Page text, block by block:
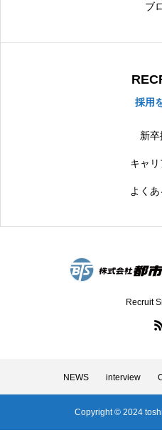
ブ
採用
新卒
キャリ
よく
Recruit
NEWS interview
Copyright © 2024